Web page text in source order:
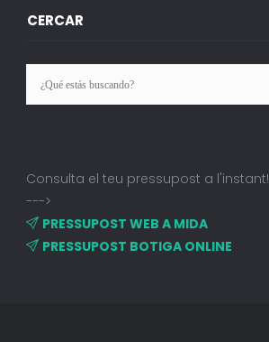
CERCAR
Consulta el teu pressupost a l'instant!
--->
PRESSUPOST WEB A MIDA
PRESSUPOST BOTIGA ONLINE